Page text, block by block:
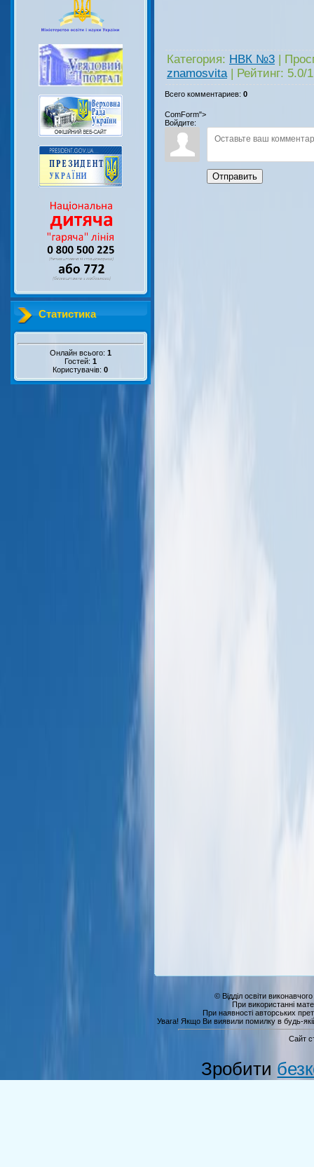
Статистика
Онлайн всього: 1
Гостей: 1
Користувачів:0
Категория: НВК №3 |
znamosvita | Рейтинг: 5.0/1
Всего комментариев: 0
ComForm">
Войдите:
Отправить
© Відділ освіти
При використанні
При наявності авторських
Увага! Якщо Ви виявили помилку в будь-якій
Сайт
Зробити